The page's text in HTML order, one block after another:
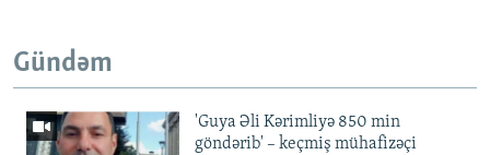
Gündəm
'Guya Əli Kərimliyə 850 min
göndərib' – keçmiş mühafizəçi